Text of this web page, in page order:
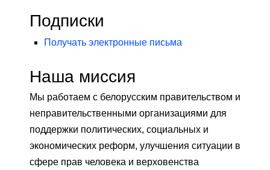
Подписки
Получать электронные письма
Наша миссия
Мы работаем с белорусским правительством и
неправительственными организациями для
поддержки политических, социальных и
экономических реформ, улучшения ситуации в
сфере прав человека и верховенства